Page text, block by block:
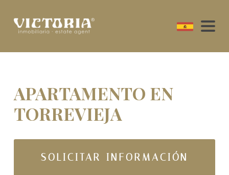
APARTAMENTO EN
TORREVIEJA
SOLICITAR INFORMACIÓN